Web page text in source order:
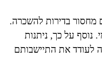
מחסור בדירות להשכרה.
נוסף על כך, ניתנות
לעודד את התיישבותם